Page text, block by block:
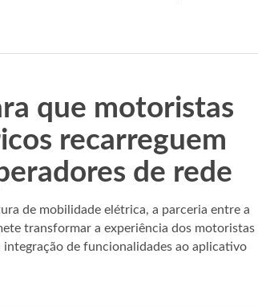
que motoristas
recarreguem
de rede
de mobilidade elétrica, a parceria entre a
transformar a experiência dos motoristas
de funcionalidades ao aplicativo